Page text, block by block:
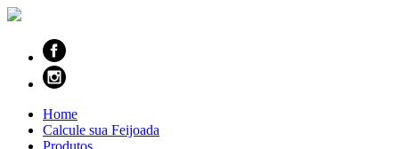
Home
Calcule sua Feijoada
Produtos